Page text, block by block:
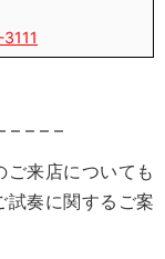
– – – –
ご来店についても
試奏に関するご案